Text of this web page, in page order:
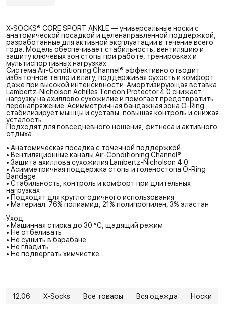
X-SOCKS® CORE SPORT ANKLE — универсальные носки с
анатомической посадкой и целенаправленной поддержкой,
разработанные для активной эксплуатации в течение всего
года. Модель обеспечивает стабильность, вентиляцию и
защиту ключевых зон стопы при работе, тренировках и
мультиспортивных нагрузках.
Система Air-Conditioning Channel® эффективно отводит
избыточное тепло и влагу, поддерживая сухость и комфорт
даже при высокой интенсивности. Амортизирующая вставка
Lambertz-Nicholson Achilles Tendon Protector 4.0 снижает
нагрузку на ахиллово сухожилие и помогает предотвратить
перенапряжение. Асимметричная бандажная зона O-Ring
стабилизирует мышцы и суставы, повышая контроль и снижая
усталость.
Подходят для повседневного ношения, фитнеса и активного
отдыха.
• Анатомическая посадка с точечной поддержкой
• Вентиляционные каналы Air-Conditioning Channel®
• Защита ахиллова сухожилия Lambertz-Nicholson 4.0
• Асимметричная поддержка стопы и голеностопа O-Ring
Bandage
• Стабильность, контроль и комфорт при длительных
нагрузках
• Подходят для круглогодичного использования
• Материал: 76% полиамид, 21% полипропилен, 3% эластан
Уход:
• Машинная стирка до 30 °C, щадящий режим
• Не отбеливать
• Не сушить в барабане
• Не гладить
• Не подвергать химчистке
12.06 X-Socks Все товары Вся одежда Носки